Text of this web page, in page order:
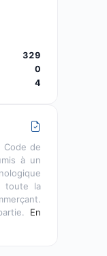
329
0
4
Code de
à un
toute la
En